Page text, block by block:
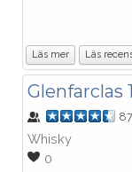
Läs mer Läs
Glenfarclas
87
Whisky
0